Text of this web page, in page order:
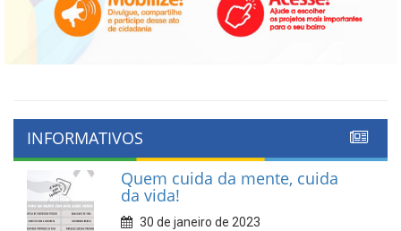
INFORMATIVOS
Quem cuida da mente, cuida
da vida!
30 de janeiro de 2023